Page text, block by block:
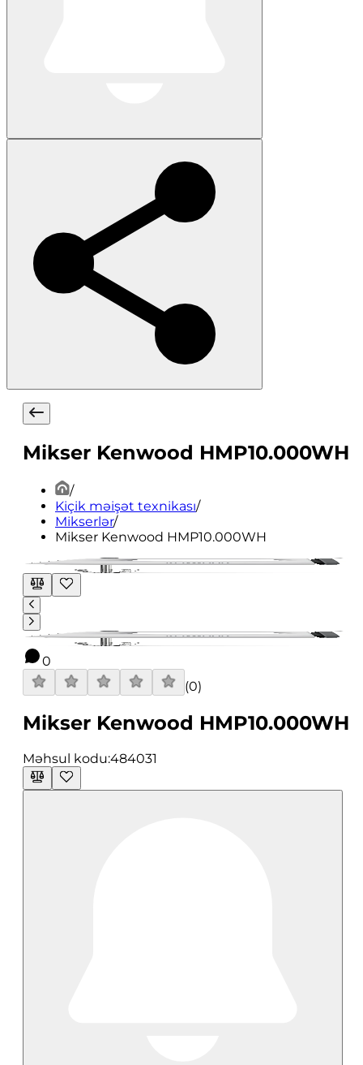
Mikser Kenwood HMP10.000WH
/
Kiçik məişət texnikası/
Mikserlər/
Mikser Kenwood HMP10.000WH
0
(0)
Mikser Kenwood HMP10.000WH
Məhsul kodu:484031